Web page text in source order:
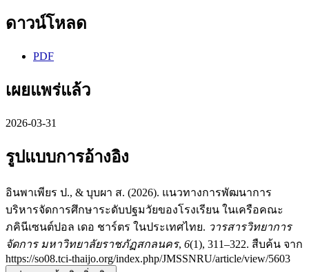
ดาวน์โหลด
PDF
เผยแพร่แล้ว
2026-03-31
รูปแบบการอ้างอิง
อินพาเพียร ป., & บุบผา ส. (2026). แนวทางการพัฒนาการ
บริหารจัดการศึกษาระดับปฐมวัยของโรงเรียน ในเครือคณะ
ภคินีเซนต์ปอล เดอ ชาร์ตร ในประเทศไทย. วารสารวิทยาการ
จัดการ มหาวิทยาลัยราชภัฏสกลนคร, 6(1), 311–322. สืบค้น จาก
https://so08.tci-thaijo.org/index.php/JMSSNRU/article/view/5603